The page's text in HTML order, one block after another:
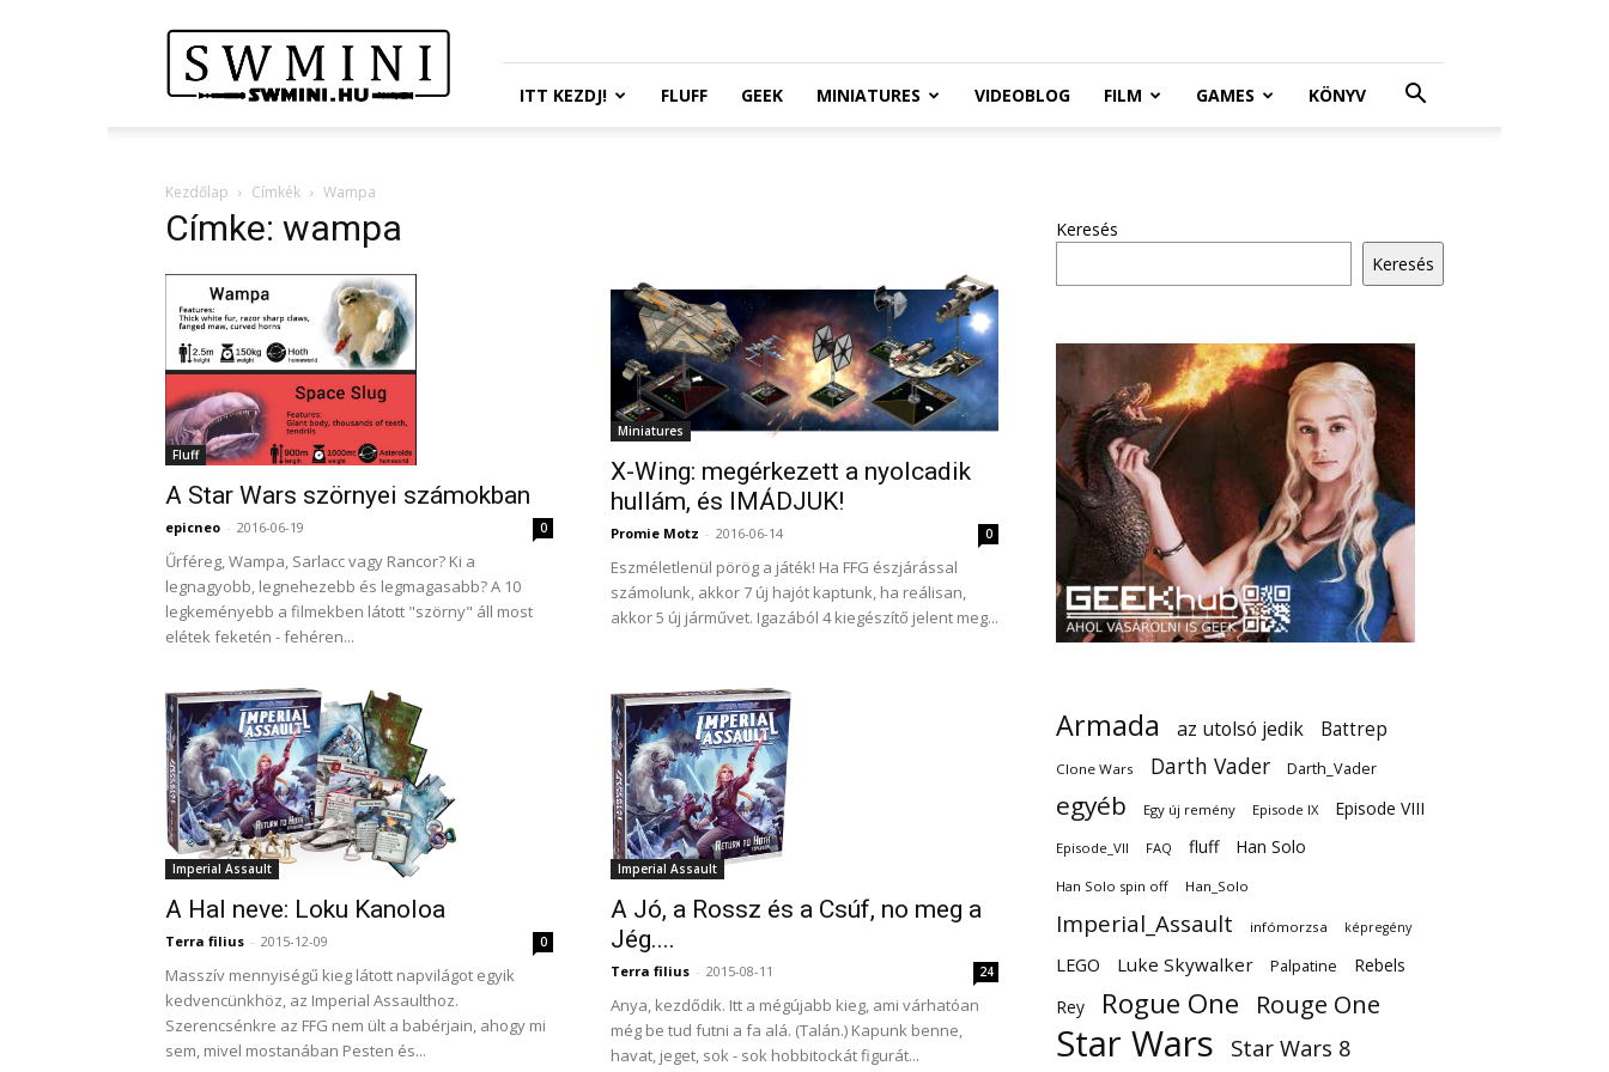
Wars
Miniatures
Portál
ITT KEZDJ! FLUFF GEEK MINIATURES VIDEOBLOG FILM GAMES KÖNYV
Kezdőlap Címkék Wampa
Címke: wampa
Fluff
A Star Wars szörnyei számokban
epicneo - 2016-06-19 0
Űrféreg, Wampa, Sarlacc vagy Rancor? Ki a
legnagyobb, legnehezebb és legmagasabb? A 10
legkeményebb a filmekben látott "szörny" áll most
elétek feketén - fehéren...
Miniatures
X-Wing: megérkezett a nyolcadik
hullám, és IMÁDJUK!
Promie Motz - 2016-06-14 0
Eszméletlenül pörög a játék! Ha FFG észjárással
számolunk, akkor 7 új hajót kaptunk, ha reálisan,
akkor 5 új járművet. Igazából 4 kiegészítő jelent meg...
Imperial Assault
A Hal neve: Loku Kanoloa
Terra filius - 2015-12-09 0
Masszív mennyiségű kieg látott napvilágot egyik
kedvencünkhöz, az Imperial Assaulthoz.
Szerencsénkre az FFG nem ült a babérjain, ahogy mi
sem, mivel mostanában Pesten és...
Imperial Assault
A Jó, a Rossz és a Csúf, no meg a
Jég....
Terra filius - 2015-08-11 24
Anya, kezdődik. Itt a mégújabb kieg, ami várhatóan
még be tud futni a fa alá. (Talán.) Kapunk benne,
havat, jeget, sok - sok hobbitockát figurát...
Keresés
Keresés
Armada az utolsó jedik Battrep
Clone Wars Darth Vader Darth_Vader
egyéb Egy új remény Episode IX Episode VIII
Episode_VII FAQ fluff Han Solo
Han Solo spin off Han_Solo
Imperial_Assault infómorzsa képregény
LEGO Luke Skywalker Palpatine
Rebels
Rey
Rogue One Rouge One
Star Wars Star Wars 8